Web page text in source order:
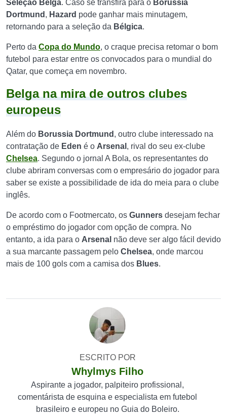
Seleção Belga. Caso se transfira para o Borussia
Dortmund , Hazard pode ganhar mais minutagem,
retornando para a seleção da Bélgica.
Perto da Copa do Mundo, o craque precisa retomar o bom
futebol para estar entre os convocados para o mundial do
Qatar, que começa em novembro.
Belga na mira de outros clubes
europeus
Além do Borussia Dortmund , outro clube interessado na
contratação de Eden é o Arsenal , rival do seu ex-clube
Chelsea. Segundo o jornal A Bola, os representantes do
clube abriram conversas com o empresário do jogador para
saber se existe a possibilidade de ida do meia para o clube
inglês.
De acordo com o Footmercato, os Gunners desejam fechar
o empréstimo do jogador com opção de compra. No
entanto, a ida para o Arsenal não deve ser algo fácil devido
a sua marcante passagem pelo Chelsea, onde marcou
mais de 100 gols com a camisa dos Blues.
ESCRITO POR
Whylmys Filho
Aspirante a jogador, palpiteiro profissional,
comentárista de esquina e especialista em futebol
brasileiro e europeu no Guia do Boleiro.